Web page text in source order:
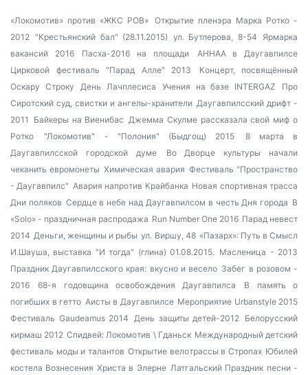
«Локомотив» против «ЖКС РОВ» Открытие пленэра Марка Ротко -
2012 "Крестьянский бал" (28.11.2015) ул. Бутлерова, 8-54
Ярмарка
вакансий 2016
Пасха-2016 на площади
AHHAA в Даугавпилсе
Цирковой фестиваль "Парад Алле" 2013
Концерт, посвящённый
Оскару Строку
День Лачплесиса Учения на базе INTERGAZ
Про
Сиротский суд, свистки и ангелы-хранители Даугавпилсский дрифт -
2011
Байкеры на Виенибас Джемма Скулме рассказала свой миф о
Ротко
"Локомотив" - "Полония" (Быдгощ) 2015
8 марта в
Даугавпилсской городской думе
Во Дворце культуры начали
чеканить евромонеты Химическая авария Фестиваль "Пространство
- Даугавпилс" Авария напротив Крайбанка Новая спортивная трасса
Дни поляков Сердце в небе над Даугавпилсом в честь Дня города В
«Solo» - праздничная распродажа Run Number One 2016 Парад невест
2014 Деньги, женщины и рыбы ул. Виршу, 48 «Пазарх»: Путь в Смысл
И.Шауша, выставка "И тогда" (глина) 01.08.2015. Масленица - 2013
Праздник Даугавпилсского края: вкусно и весело Забег в розовом -
2016
68-я годовщина освобождения Даугавпилса
В память о
погибших в гетто Аисты в Даугавпилсе Мероприятие Urbanstyle 2015
Фестиваль Gaudeamus 2014
День защиты детей-2012 Белорусский
кирмаш 2012 Спидвей: Локомотив \ Гданьск Международный детский
фестиваль моды и талантов Открытие велотрассы в Стропах Юбилей
костела Вознесения Христа в Элерне Латгальский Праздник песни -